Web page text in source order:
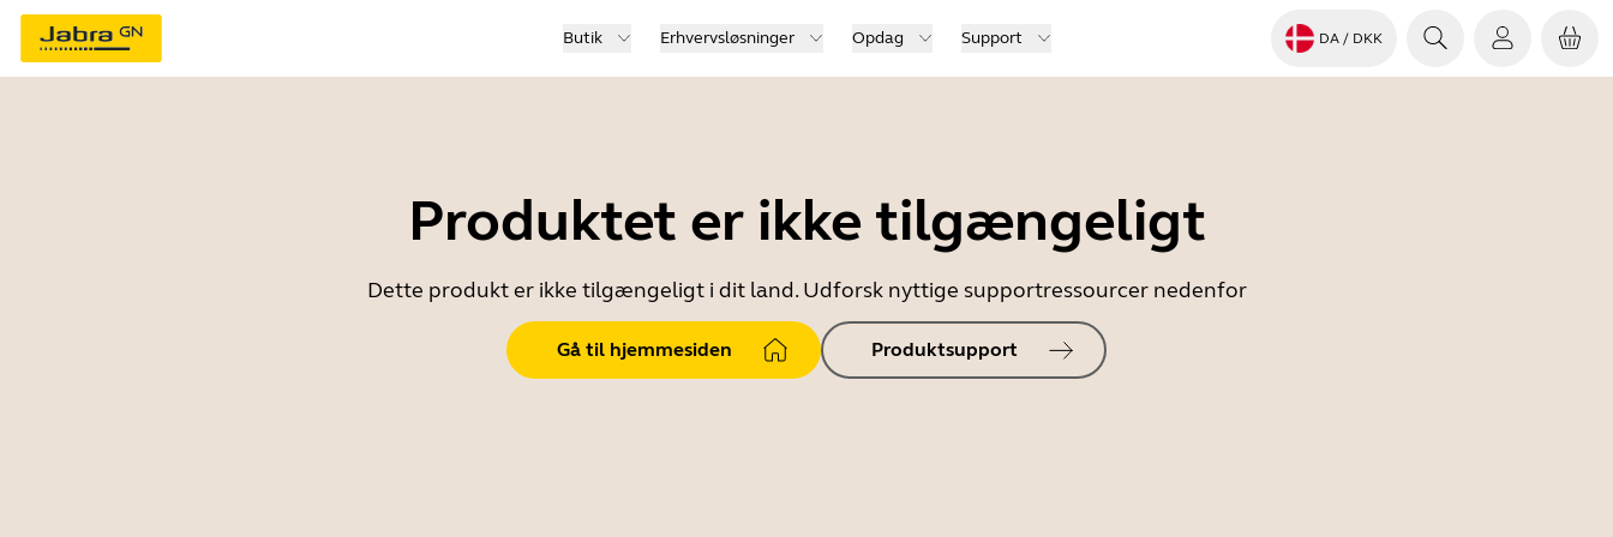
Butik Erhvervsløsninger Opdag Support DA / DKK
Produktet er ikke tilgængeligt
Dette produkt er ikke tilgængeligt i dit land. Udforsk nyttige supportressourcer nedenfor
Gå til hjemmesiden Produktsupport